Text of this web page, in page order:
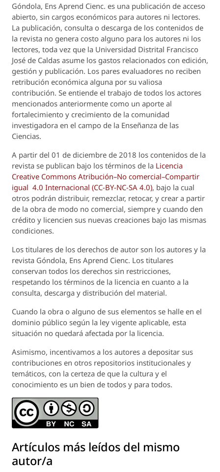
Góndola, Ens Aprend Cienc. es una publicación de acceso
abierto, sin cargos económicos para autores ni lectores.
La publicación, consulta o descarga de los contenidos de
la revista no genera costo alguno para los autores ni los
lectores, toda vez que la Universidad Distrital Francisco
José de Caldas asume los gastos relacionados con edición,
gestión y publicación. Los pares evaluadores no reciben
retribución económica alguna por su valiosa
contribución. Se entiende el trabajo de todos los actores
mencionados anteriormente como un aporte al
fortalecimiento y crecimiento de la comunidad
investigadora en el campo de la Enseñanza de las
Ciencias.
A partir del 01 de diciembre de 2018 los contenidos de la
revista se publican bajo los términos de la Licencia
Creative Commons Atribución–No comercial–Compartir
igual 4.0 Internacional (CC-BY-NC-SA 4.0), bajo la cual
otros podrán distribuir, remezclar, retocar, y crear a partir
de la obra de modo no comercial, siempre y cuando den
crédito y licencien sus nuevas creaciones bajo las mismas
condiciones.
Los titulares de los derechos de autor son los autores y la
revista Góndola, Ens Aprend Cienc. Los titulares
conservan todos los derechos sin restricciones,
respetando los términos de la licencia en cuanto a la
consulta, descarga y distribución del material.
Cuando la obra o alguno de sus elementos se halle en el
dominio público según la ley vigente aplicable, esta
situación no quedará afectada por la licencia.
Asimismo, incentivamos a los autores a depositar sus
contribuciones en otros repositorios institucionales y
temáticos, con la certeza de que la cultura y el
conocimiento es un bien de todos y para todos.
Artículos más leídos del mismo
autor/a